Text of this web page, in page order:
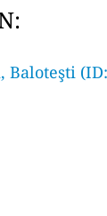
Baloteşti